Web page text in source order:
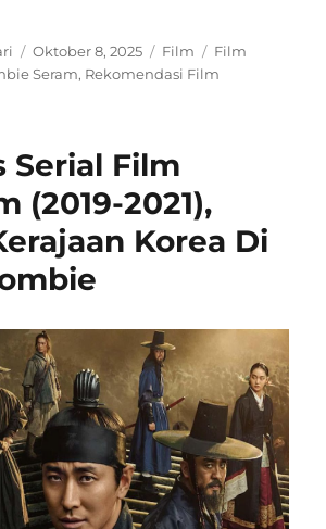
Posted
on
Oktober 8, 2025 Categories
Film Tags
Film
Seram, Rekomendasi Film
Serial Film
(2019-2021),
Korea Di